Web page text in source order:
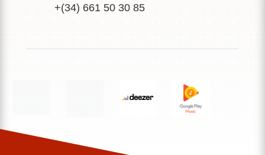
+(34) 661 50 30 85